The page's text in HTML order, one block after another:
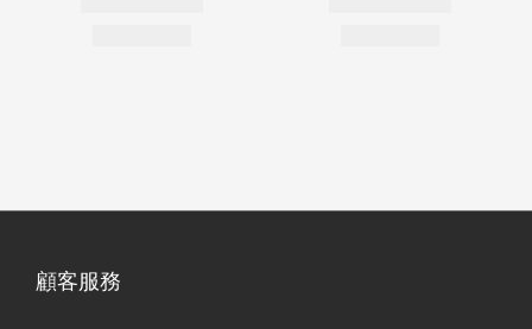
顧客服務